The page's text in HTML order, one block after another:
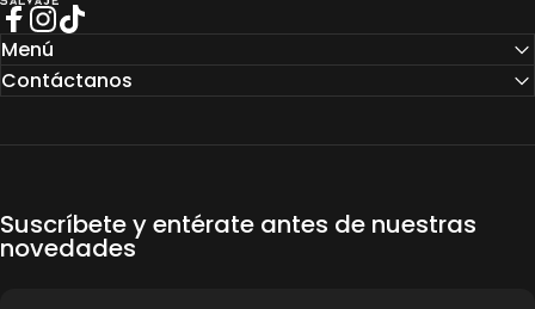
Facebook
Instagram
Menú
Contáctanos
Suscríbete y entérate antes de nuestras
novedades